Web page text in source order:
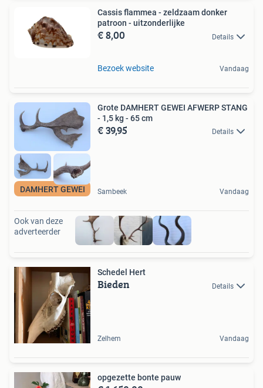
Cassis flammea - zeldzaam donker
patroon - uitzonderlijke
€ 8,00 Details
Bezoek website Vandaag
DAMHERT GEWEI
Grote DAMHERT GEWEI AFWERP STANG
- 1,5 kg - 65 cm
€ 39,95 Details
Sambeek Vandaag
Ook van deze
adverteerder
Schedel Hert
Bieden Details
Zelhem Vandaag
opgezette bonte pauw